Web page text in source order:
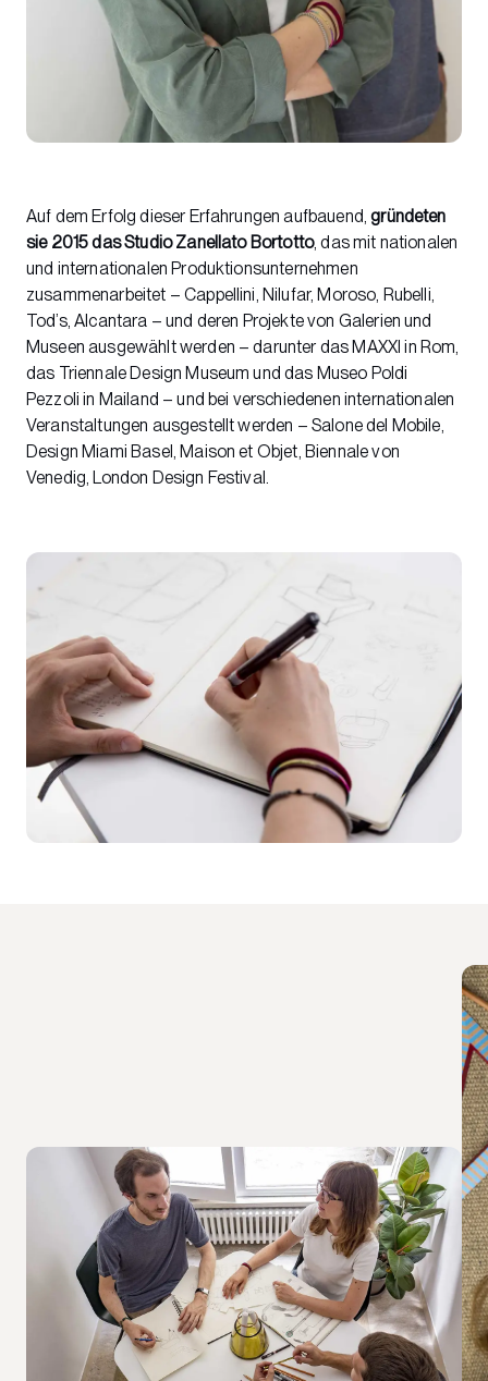
Auf dem Erfolg dieser Erfahrungen aufbauend,gründeten
sie 2015 das Studio Zanellato Bortotto, das mit nationalen
und internationalen Produktionsunternehmen
zusammenarbeitet – Cappellini, Nilufar, Moroso, Rubelli,
Tod’s, Alcantara – und deren Projekte von Galerien und
Museen ausgewählt werden – darunter das MAXXI in Rom,
das Triennale Design Museum und das Museo Poldi
Pezzoli in Mailand – und bei verschiedenen internationalen
Veranstaltungen ausgestellt werden – Salone del Mobile,
Design Miami Basel, Maison et Objet, Biennale von
Venedig, London Design Festival.